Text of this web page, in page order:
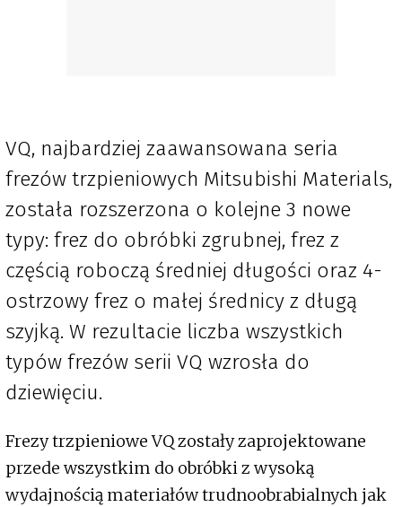
VQ, najbardziej zaawansowana seria
frezów trzpieniowych Mitsubishi Materials,
została rozszerzona o kolejne 3 nowe
typy: frez do obróbki zgrubnej, frez z
częścią roboczą średniej długości oraz 4-
ostrzowy frez o małej średnicy z długą
szyjką. W rezultacie liczba wszystkich
typów frezów serii VQ wzrosła do
dziewięciu.
Frezy trzpieniowe VQ zostały zaprojektowane
przede wszystkim do obróbki z wysoką
wydajnością materiałów trudnoobrabialnych jak